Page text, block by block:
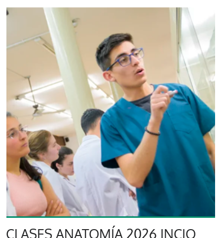
CLASES ANATOMÍA 2026 INCIO